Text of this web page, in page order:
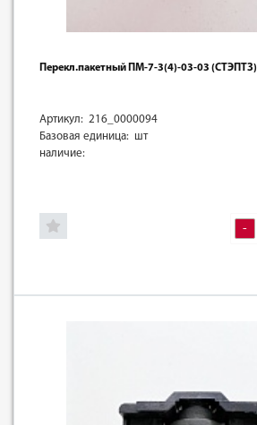
Перекл.пакетный ПМ-7-3(4)-03-03 (СТЭПТЗ)
Артикул: 216_0000094
Базовая единица: шт
наличие:
-